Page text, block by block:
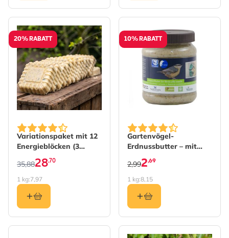
20% RABATT
Variationspaket mit 12
Energieblöcken (3
verschiedene Sorten)
The price depends on the options chosen on the
35,8828,70
1 kg:7,97
10% RABATT
Gartenvögel-
Erdnussbutter – mit
Insekten
2,69
2,99
1 kg:8,15